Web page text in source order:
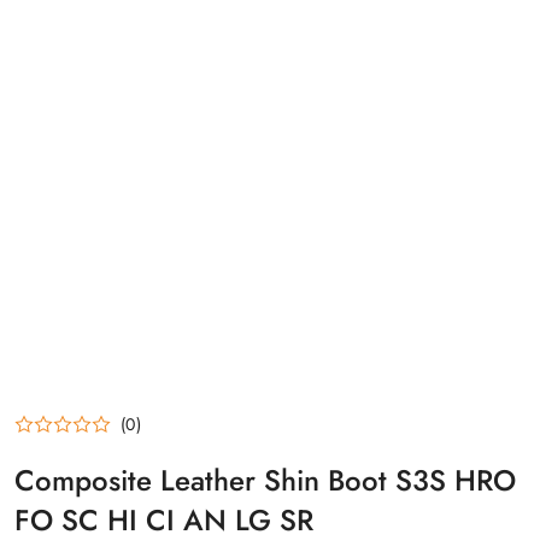
(0)
Composite Leather Shin Boot S3S HRO
FO SC HI CI AN LG SR